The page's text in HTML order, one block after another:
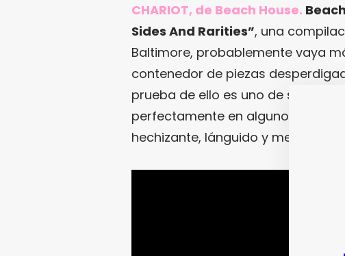
CHARIOT, de Beach House.
Sides And Rarities”, una
Baltimore, probablemente vaya
contenedor de piezas
prueba de ello es uno de sus
perfectamente en alguno de sus
hechizante, lánguido y